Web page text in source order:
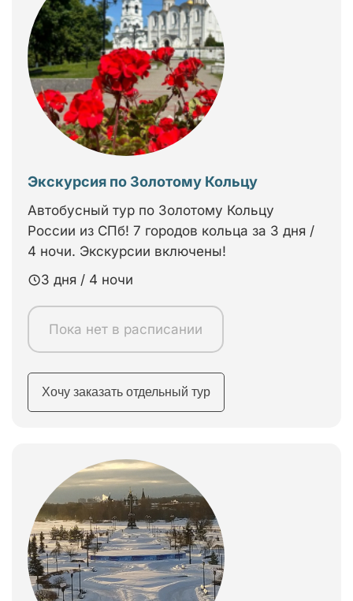
Экскурсия по Золотому Кольцу
Автобусный тур по Золотому Кольцу
России из СПб! 7 городов кольца за 3 дня /
4 ночи. Экскурсии включены!
3 дня / 4 ночи
Пока нет в расписании
Хочу заказать отдельный тур